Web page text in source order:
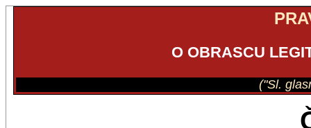
O OBRASCU
("Sl.